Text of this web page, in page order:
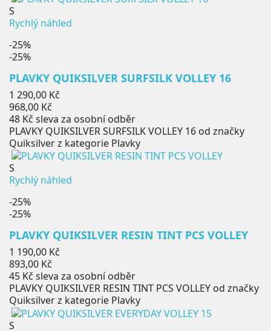
S
Rychlý náhled
-25%
-25%
PLAVKY QUIKSILVER SURFSILK VOLLEY 16
Běžná
cena
1 290,00 Kč
Cena
968,00 Kč
48 Kč sleva za osobní odběr
PLAVKY QUIKSILVER SURFSILK VOLLEY 16 od značky
Quiksilver z kategorie Plavky
S
Rychlý náhled
-25%
-25%
PLAVKY QUIKSILVER RESIN TINT PCS VOLLEY
Běžná
cena
1 190,00 Kč
Cena
893,00 Kč
45 Kč sleva za osobní odběr
PLAVKY QUIKSILVER RESIN TINT PCS VOLLEY od značky
Quiksilver z kategorie Plavky
S